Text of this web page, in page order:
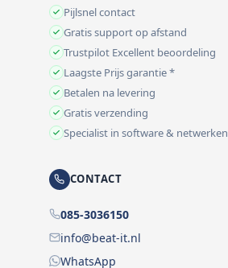
Pijlsnel contact
Gratis support op afstand
Trustpilot Excellent beoordeling
Laagste Prijs garantie *
Betalen na levering
Gratis verzending
Specialist in software & netwerken
CONTACT
085-3036150
info@beat-it.nl
WhatsApp